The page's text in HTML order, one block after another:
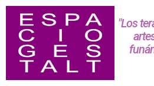
"Los